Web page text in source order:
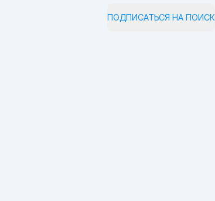
ПОДПИСАТЬСЯ НА ПОИСК